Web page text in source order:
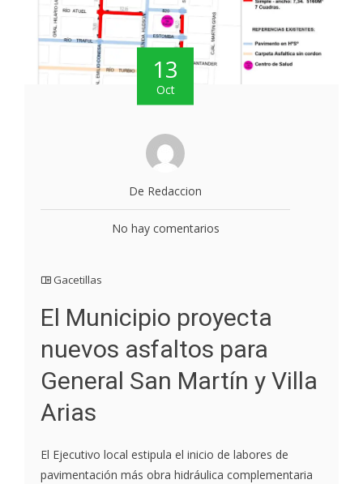
13
Oct
De Redaccion
No hay comentarios
Gacetillas
El Municipio proyecta
nuevos asfaltos para
General San Martín y Villa
Arias
El Ejecutivo local estipula el inicio de labores de
pavimentación más obra hidráulica complementaria